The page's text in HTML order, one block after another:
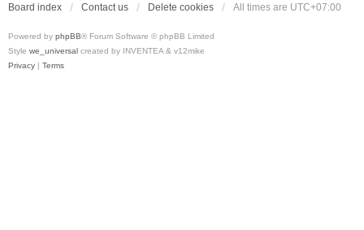
Board index Contact us Delete cookies All times are UTC+07:00
Powered by phpBB® Forum Software © phpBB Limited
Style we_universal created by INVENTEA & v12mike
Privacy | Terms